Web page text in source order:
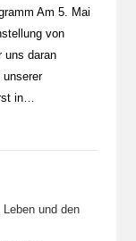
Am 5. Mai
von
uns daran
in…
und den